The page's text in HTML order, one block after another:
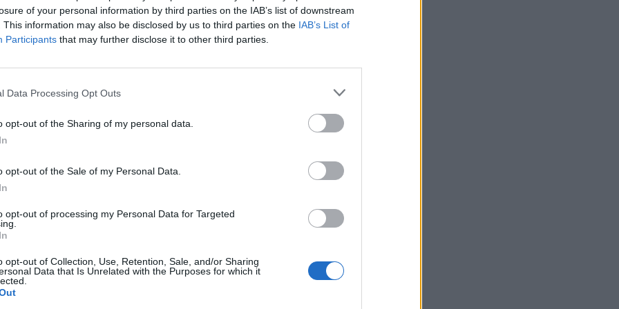
of your personal information by third parties on the IAB’s list of downstream
This information may also be disclosed by us to third parties on the IAB’s List of
Participants that may further disclose it to other third parties.
Data Processing Opt Outs
opt-out of the Sharing of my personal data.
opt-out of the Sale of my Personal Data.
opt-out of processing my Personal Data for Targeted
opt-out of Collection, Use, Retention, Sale, and/or Sharing
Data that Is Unrelated with the Purposes for which it
ez idő alatt a csomópontot nem zárják le, csak sávlezárás várható; az M4-es
a Budapest felől a repülőtérre vezető lehajtóágon végeznek felújítási
sávon tudnak a légikikötő felé haladni...
portfolio.hu hírarchívumához tartozik, melynek olvasása előfizetéses
tartalmazza:
cikkarchívum
elmúlt 2 év napon belüli
Előfizetés